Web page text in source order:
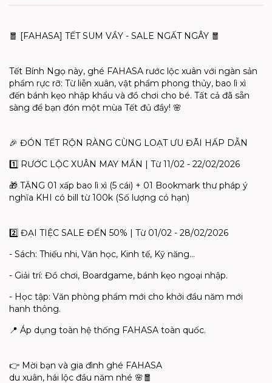
🧧 [FAHASA] TẾT SUM VẦY - SALE NGẤT NGÂY 🧧
Tết Bính Ngọ này, ghé FAHASA rước lộc xuân với ngàn sản
phẩm rực rỡ: Từ liễn xuân, vật phẩm phong thủy, bao lì xì
đến bánh kẹo nhập khẩu và đồ chơi cho bé. Tất cả đã sẵn
sàng để bạn đón một mùa Tết đủ đầy! 🌸
🎉 ĐÓN TẾT RỘN RÀNG CÙNG LOẠT ƯU ĐÃI HẤP DẪN
1️ RƯỚC LỘC XUÂN MAY MẮN | Từ 11/02 - 22/02/2026
🎁 TẶNG 01 xấp bao lì xì (5 cái) + 01 Bookmark thư pháp ý
nghĩa KHI có bill từ 100k (Số lượng có hạn)
2️ ĐẠI TIỆC SALE ĐẾN 50% | Từ 01/02 - 28/02/2026
- Sách: Thiếu nhi, Văn học, Kinh tế, Kỹ năng...
- Giải trí: Đồ chơi, Boardgame, bánh kẹo ngoại nhập.
- Học tập: Văn phòng phẩm mới cho khởi đầu năm mới
hanh thông.
📍 Áp dụng toàn hệ thống FAHASA toàn quốc.
👉 Mời bạn và gia đình ghé FAHASA
du xuân, hái lộc đầu năm nhé 🌸🧧